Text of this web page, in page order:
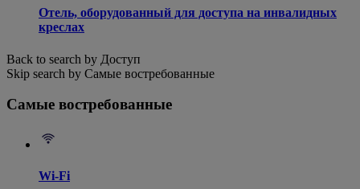
Отель, оборудованный для доступа на инвалидных
креслах
Back to search by Доступ
Skip search by Самые востребованные
Самые востребованные
Wi-Fi